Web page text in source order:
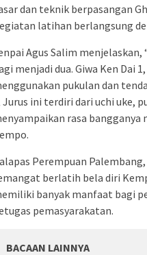
dan teknik berpasangan
latihan berlangsung
Agus Salim
menjadi dua. Giwa Ken Dai
pukulan dan
Jurus ini terdiri dari uchi uke,
rasa
Perempuan
berlatih bela diri
banyak manfaat bagi
pemasyarakatan.
BACAAN LAINNYA